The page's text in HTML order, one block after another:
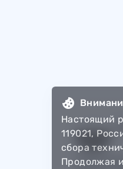
©
Настоящий
119021,
сбора
Продолжая